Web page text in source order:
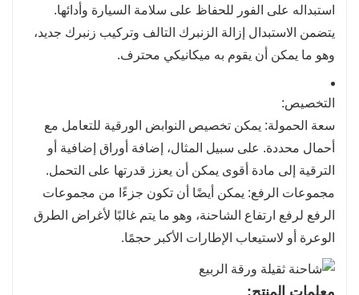
استبداله على الفور للحفاظ على سلامة السيارة وأدائها.
يتضمن الاستبدال إزالة الزنبرك التالف وتركيب زنبرك جديد،
وهو ما يمكن أن يقوم به ميكانيكي محترف.
التخصيص:
سعة الحمولة: يمكن تخصيص النوابض الورقية للتعامل مع
أحمال محددة. على سبيل المثال، إضافة أوراق إضافية أو
الترقية إلى مادة أقوى يمكن أن يعزز قدرتها على التحمل.
مجموعات الرفع: يمكن أيضًا أن تكون جزءًا من مجموعات
الرفع لرفع ارتفاع الشاحنة، وهو ما يتم غالبًا لأغراض الطرق
الوعرة أو لاستيعاب الإطارات الأكبر حجمًا.
معلمات المنتج: